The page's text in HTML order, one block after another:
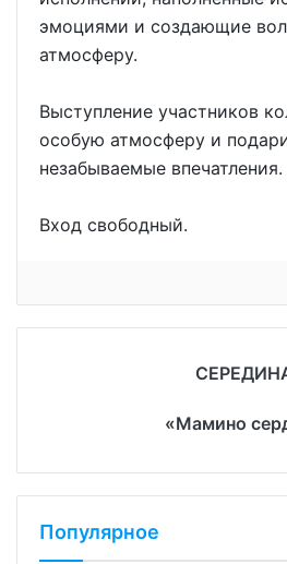
эмоциями и создающие
атмосферу.
Выступление участников
особую атмосферу и
незабываемые впечатления.
Вход свободный.
«Мамино
Популярное